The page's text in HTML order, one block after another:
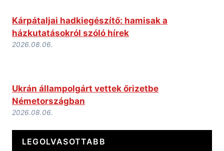
Kárpátaljai hadkiegészítő: hamisak a
házkutatásokról szóló hírek
2026.08.06.
Ukrán állampolgárt vettek őrizetbe
Németországban
2026.08.06.
LEGOLVASOTTABB